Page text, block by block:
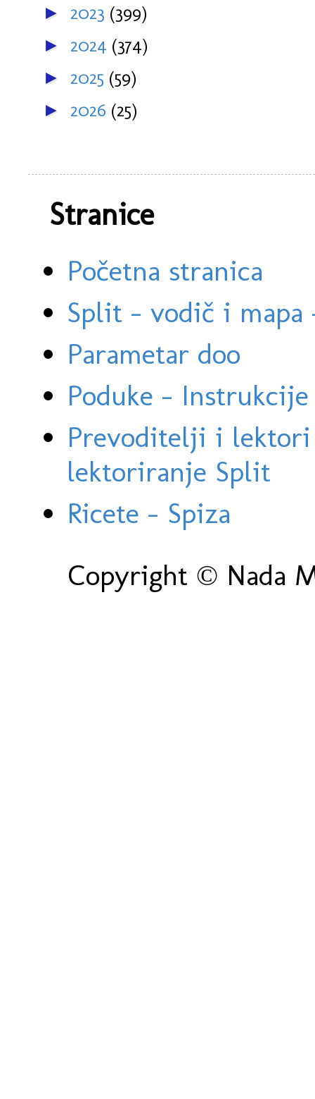
► 2023 (399)
► 2024 (374)
► 2025 (59)
► 2026 (25)
Stranice
Početna stranica
Split - vodič i
Parametar doo
Poduke -
Prevoditelji i
lektoriranje Split
Ricete - Spiza
Copyright © Nada